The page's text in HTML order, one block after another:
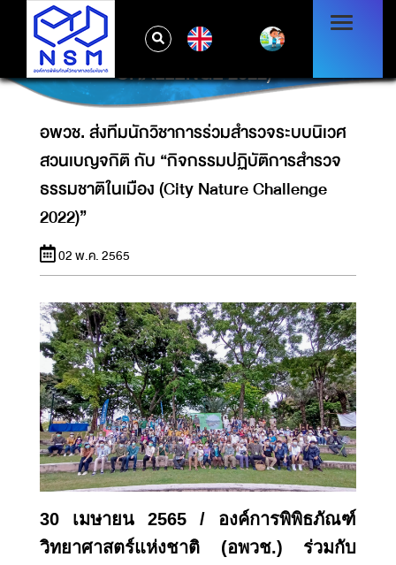
อพวช. ส่งทีมนักวิชาการร่วมสำรวจระบบนิเวศ
สวนเบญจกิติ กับ “กิจกรรมปฏิบัติการสำรวจ
ธรรมชาติในเมือง (CITY NATURE
CHALLENGE 2022)”
อพวช. ส่งทีมนักวิชาการร่วมสำรวจระบบนิเวศ
สวนเบญจกิติ กับ “กิจกรรมปฏิบัติการสำรวจ
ธรรมชาติในเมือง (City Nature Challenge
2022)”
02 พ.ค. 2565
30 เมษายน 2565 / องค์การพิพิธภัณฑ์
วิทยาศาสตร์แห่งชาติ (อพวช.) ร่วมกับ